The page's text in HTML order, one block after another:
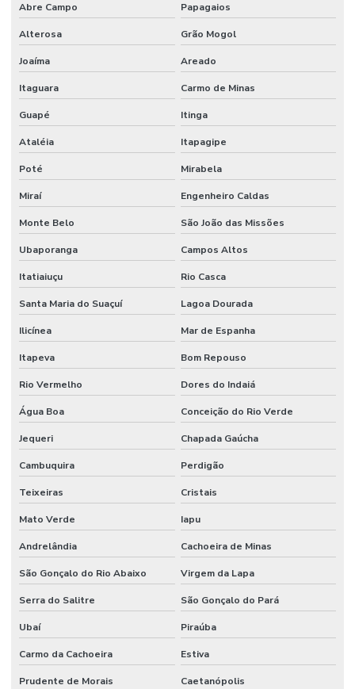
Abre Campo Papagaios
Alterosa Grão Mogol
Joaíma Areado
Itaguara Carmo de Minas
Guapé Itinga
Ataléia Itapagipe
Poté Mirabela
Miraí Engenheiro Caldas
Monte Belo São João das Missões
Ubaporanga Campos Altos
Itatiaiuçu Rio Casca
Santa Maria do Suaçuí Lagoa Dourada
Ilicínea Mar de Espanha
Itapeva Bom Repouso
Rio Vermelho Dores do Indaiá
Água Boa Conceição do Rio Verde
Jequeri Chapada Gaúcha
Cambuquira Perdigão
Teixeiras Cristais
Mato Verde Iapu
Andrelândia Cachoeira de Minas
São Gonçalo do Rio Abaixo Virgem da Lapa
Serra do Salitre São Gonçalo do Pará
Ubaí Piraúba
Carmo da Cachoeira Estiva
Prudente de Morais Caetanópolis